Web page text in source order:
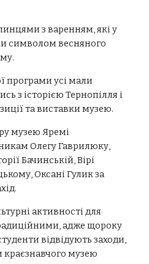
з варенням, які у
символом весняного
програми усі мали
з історією Тернопілля і
та виставки музею.
музею Яремі
Олегу Гаврилюку,
Бачинській, Вірі
Оксані Гулик за
активності для
адже щороку
відвідують заходи,
краєзнавчого музею